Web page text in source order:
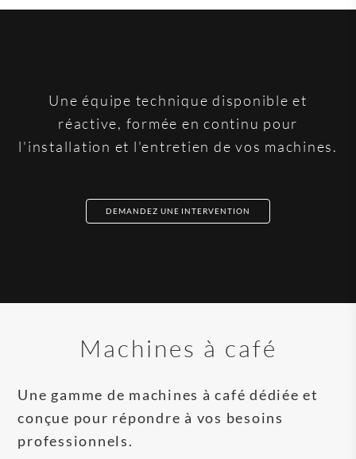
Une équipe technique disponible et
réactive, formée en continu pour
l'installation et l'entretien de vos machines.
DEMANDEZ UNE INTERVENTION
Machines à café
Une gamme de machines à café dédiée et
conçue pour répondre à vos besoins
professionnels.